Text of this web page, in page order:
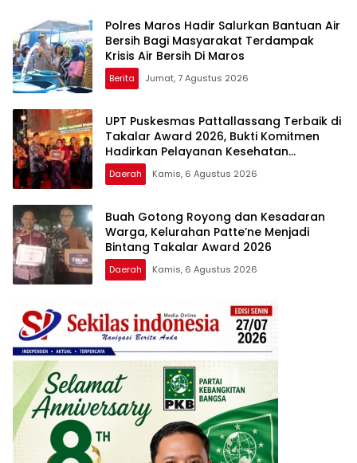
Polres Maros Hadir Salurkan Bantuan Air
Bersih Bagi Masyarakat Terdampak
Krisis Air Bersih Di Maros
Berita Jumat, 7 Agustus 2026
UPT Puskesmas Pattallassang Terbaik di
Takalar Award 2026, Bukti Komitmen
Hadirkan Pelayanan Kesehatan
Berkualitas
Daerah Kamis, 6 Agustus 2026
Buah Gotong Royong dan Kesadaran
Warga, Kelurahan Patte’ne Menjadi
Bintang Takalar Award 2026
Daerah Kamis, 6 Agustus 2026